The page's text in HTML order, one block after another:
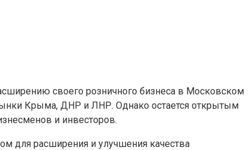
своего розничного бизнеса в Московском
Крыма, ДНР и ЛНР. Однако остается открытым
и инвесторов.
для расширения и улучшения качества